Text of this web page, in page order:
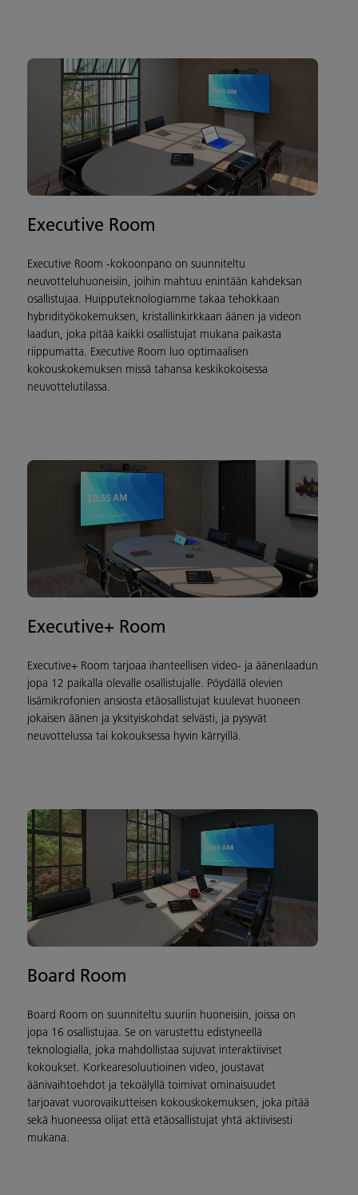
Executive Room
Executive Room -kokoonpano on suunniteltu
neuvotteluhuoneisiin, joihin mahtuu enintään kahdeksan
osallistujaa. Huipputeknologiamme takaa tehokkaan
hybridityökokemuksen, kristallinkirkkaan äänen ja videon
laadun, joka pitää kaikki osallistujat mukana paikasta
riippumatta. Executive Room luo optimaalisen
kokouskokemuksen missä tahansa keskikokoisessa
neuvottelutilassa.
Executive+ Room
Executive+ Room tarjoaa ihanteellisen video- ja äänenlaadun
jopa 12 paikalla olevalle osallistujalle. Pöydällä olevien
lisämikrofonien ansiosta etäosallistujat kuulevat huoneen
jokaisen äänen ja yksityiskohdat selvästi, ja pysyvät
neuvottelussa tai kokouksessa hyvin kärryillä.
Board Room
Board Room on suunniteltu suuriin huoneisiin, joissa on
jopa 16 osallistujaa. Se on varustettu edistyneellä
teknologialla, joka mahdollistaa sujuvat interaktiiviset
kokoukset. Korkearesoluutioinen video, joustavat
äänivaihtoehdot ja tekoälyllä toimivat ominaisuudet
tarjoavat vuorovaikutteisen kokouskokemuksen, joka pitää
sekä huoneessa olijat että etäosallistujat yhtä aktiivisesti
mukana.